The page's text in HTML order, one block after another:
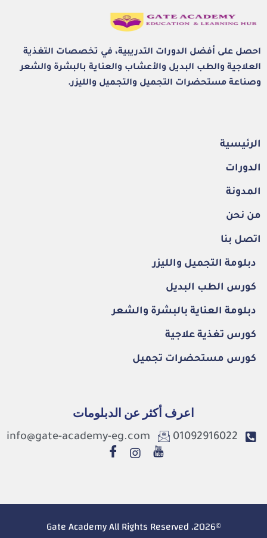
احصل على أفضل الدورات التدريبية، في تخصصات التغذية
العلاجية والطب البديل والأعشاب والعناية بالبشرة والشعر
وصناعة مستحضرات التجميل والتجميل والليزر.
الرئيسية
الدورات
المدونة
من نحن
اتصل بنا
دبلومة التجميل والليزر
كورس الطب البديل
دبلومة العناية بالبشرة والشعر
كورس تغذية علاجية
كورس مستحضرات تجميل
اعرف أكثر عن الدبلومات
01092916022
info@gate-academy-eg.com
©2026. Gate Academy All Rights Reserved